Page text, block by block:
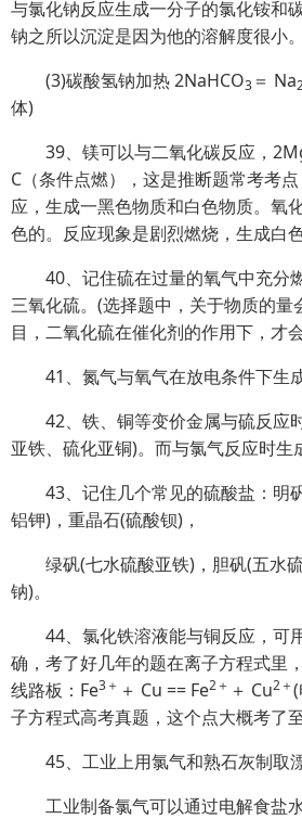
与氯化钠反应生成一分子的氯化铵和
钠之所以沉淀是因为他的溶解度很小。
(3)碳酸氢钠加热 2NaHCO3 ＝ Na
体)
39、镁可以与二氧化碳反应，
C（条件点燃），这是推断题常考考
应，生成一黑色物质和白色物质。氧
色的。反应现象是剧烈燃烧，生成白
40、记住硫在过量的氧气中充分
三氧化硫。(选择题中，关于物质的量
目，二氧化硫在催化剂的作用下，才
41、氮气与氧气在放电条件下生
42、铁、铜等变价金属与硫反应
亚铁、硫化亚铜)。而与氯气反应时生
43、记住几个常见的硫酸盐：明
铝钾)，重晶石(硫酸钡)，
绿矾(七水硫酸亚铁)，胆矾(五水
钠)。
44、氯化铁溶液能与铜反应，可
确，考了好几年的题在离子方程式里
线路板：Fe3＋ ＋ Cu == Fe2＋ ＋ Cu2＋
子方程式高考真题，这个点大概考了
45、工业上用氯气和熟石灰制取
工业制备氯气可以通过电解食盐